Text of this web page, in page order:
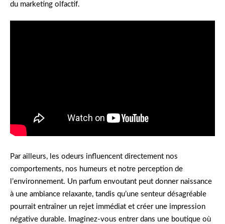
du marketing olfactif.
Par ailleurs, les odeurs influencent directement nos
comportements, nos humeurs et notre perception de
l’environnement. Un parfum envoutant peut donner naissance
à une ambiance relaxante, tandis qu’une senteur désagréable
pourrait entraîner un rejet immédiat et créer une impression
négative durable. Imaginez-vous entrer dans une boutique où